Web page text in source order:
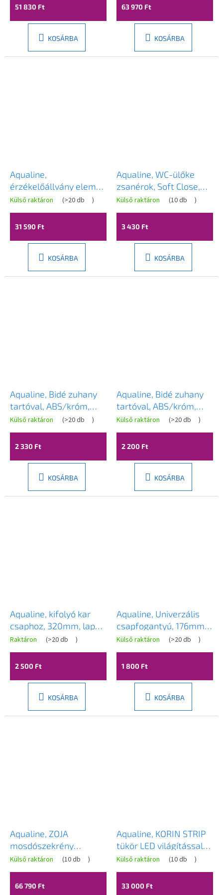
51 830 Ft
KOSÁRBA
63 970 Ft
KOSÁRBA
Aqualine,
érzékelőállvány elem
6V DC (4xAA), csiszolt
acél, PS608
Külső raktáron (>20 db )
31 590 Ft
KOSÁRBA
Aqualine, WC-ülőke
zsanérok, Soft Close,
NDPT520-3
Külső raktáron (10 db )
3 430 Ft
KOSÁRBA
Aqualine, Bidé zuhany
tartóval, ABS/króm,
B162
Külső raktáron (>20 db )
2 330 Ft
KOSÁRBA
Aqualine, Bidé zuhany
tartóval, ABS/króm,
B140
Külső raktáron (>20 db )
2 200 Ft
KOSÁRBA
Aqualine, kifolyó kar
csaphoz, 320mm, lapos,
króm, 43991
Raktáron (>20 db )
2 500 Ft
KOSÁRBA
Aqualine, Univerzális
csapfogantyú, 176mm,
U-típus, króm, 15U110
Külső raktáron (>20 db )
1 800 Ft
KOSÁRBA
Aqualine, ZOJA
mosdószekrény
40,5x74x40,5 cm, fehér,
50345
Külső raktáron (10 db )
66 790 Ft
Aqualine, KORIN STRIP
tükör LED világítással
50x70x12cm, platina
tölgy, KO995S
Külső raktáron (10 db )
33 000 Ft